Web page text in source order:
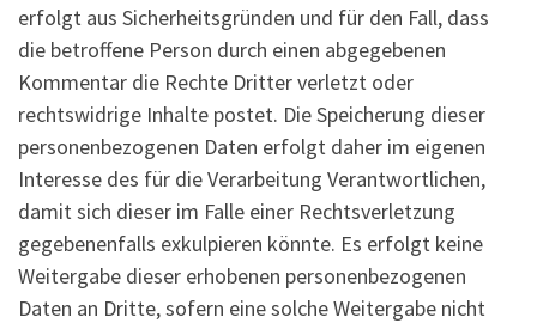
erfolgt aus Sicherheitsgründen und für den Fall, dass
die betroffene Person durch einen abgegebenen
Kommentar die Rechte Dritter verletzt oder
rechtswidrige Inhalte postet. Die Speicherung dieser
personenbezogenen Daten erfolgt daher im eigenen
Interesse des für die Verarbeitung Verantwortlichen,
damit sich dieser im Falle einer Rechtsverletzung
gegebenenfalls exkulpieren könnte. Es erfolgt keine
Weitergabe dieser erhobenen personenbezogenen
Daten an Dritte, sofern eine solche Weitergabe nicht